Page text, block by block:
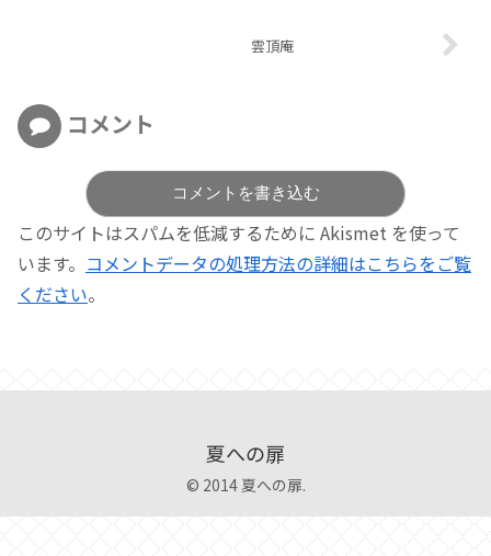
雲頂庵
コメント
コメントを書き込む
このサイトはスパムを低減するために Akismet を使って
います。 コメントデータの処理方法の詳細はこちらをご覧
ください。
夏への扉
© 2014 夏への扉.